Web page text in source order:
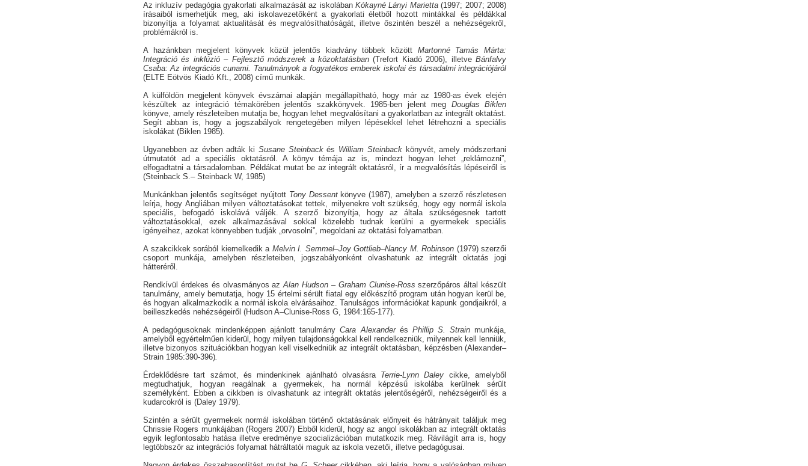
Az inkluzív pedagógia gyakorlati alkalmazását az iskolábanKókayné Lányi Marietta(1997; 2007; 2008)
írásaiból ismerhetjük meg, aki iskolavezetőként a gyakorlati életből hozott mintákkal és példákkal
bizonyítja a folyamat aktualitását és megvalósíthatóságát, illetve őszintén beszél a nehézségekről,
problémákról is.
A hazánkban megjelent könyvek közül jelentős kiadvány többek között Martonné Tamás Márta:
Integráció és inklúzió – Fejlesztő módszerek a közoktatásban(Trefort Kiadó 2006), illetveBánfalvy
Csaba: Az integrációs cunami. Tanulmányok a fogyatékos emberek iskolai és társadalmi integrációjáról
(ELTE Eötvös Kiadó Kft., 2008) című munkák.
A külföldön megjelent könyvek évszámai alapján megállapítható, hogy már az 1980-as évek elején
készültek az integráció témakörében jelentős szakkönyvek. 1985-ben jelent meg Douglas Biklen
könyve, amely részleteiben mutatja be, hogyan lehet megvalósítani a gyakorlatban az integrált oktatást.
Segít abban is, hogy a jogszabályok rengetegében milyen lépésekkel lehet létrehozni a speciális
iskolákat (Biklen 1985).
Ugyanebben az évben adták ki Susane Steinbackés William Steinbackkönyvét, amely módszertani
útmutatót ad a speciális oktatásról. A könyv témája az is, mindezt hogyan lehet „reklámozni”,
elfogadtatni a társadalomban. Példákat mutat be az integrált oktatásról, ír a megvalósítás lépéseiről is
(Steinback S.–Steinback W, 1985)
Munkánkban jelentős segítséget nyújtott Tony Dessent könyve (1987), amelyben a szerző részletesen
leírja, hogy Angliában milyen változtatásokat tettek, milyenekre volt szükség, hogy egy normál iskola
speciális, befogadó iskolává váljék. A szerző bizonyítja, hogy az általa szükségesnek tartott
változtatásokkal, ezek alkalmazásával sokkal közelebb tudnak kerülni a gyermekek speciális
igényeihez, azokat könnyebben tudják „orvosolni”, megoldani az oktatási folyamatban.
A szakcikkek sorából kiemelkedik a Melvin I. Semmel–Joy Gottlieb–Nancy M. Robinson (1979) szerzői
csoport munkája, amelyben részleteiben, jogszabályonként olvashatunk az integrált oktatás jogi
hátteréről.
Rendkívül érdekes és olvasmányos azAlan Hudson – Graham Clunise-Rossszerzőpáros által készült
tanulmány, amely bemutatja, hogy 15 értelmi sérült fiatal egy előkészítő program után hogyan kerül be,
és hogyan alkalmazkodik a normál iskola elvárásaihoz. Tanulságos információkat kapunk gondjaikról, a
beilleszkedés nehézségeiről (Hudson A–Clunise-Ross G, 1984:165-177).
A pedagógusoknak mindenképpen ajánlott tanulmányCara Alexander és Phillip S. Strainmunkája,
amelyből egyértelműen kiderül, hogy milyen tulajdonságokkal kell rendelkezniük, milyennek kell lenniük,
illetve bizonyos szituációkban hogyan kell viselkedniük az integrált oktatásban, képzésben (Alexander–
Strain 1985:390-396).
Érdeklődésre tart számot, és mindenkinek ajánlható olvasásra Terrie-Lynn Daley cikke, amelyből
megtudhatjuk, hogyan reagálnak a gyermekek, ha normál képzésű iskolába kerülnek sérült
személyként. Ebben a cikkben is olvashatunk az integrált oktatás jelentőségéről, nehézségeiről és a
kudarcokról is (Daley 1979).
Szintén a sérült gyermekek normál iskolában történő oktatásának előnyeit és hátrányait találjuk meg
Chrissie Rogers munkájában (Rogers 2007) Ebből kiderül, hogy az angol iskolákban az integrált oktatás
egyik legfontosabb hatása illetve eredménye szocializációban mutatkozik meg. Rávilágít arra is, hogy
legtöbbször az integrációs folyamat hátráltatói maguk az iskola vezetői, illetve pedagógusai.